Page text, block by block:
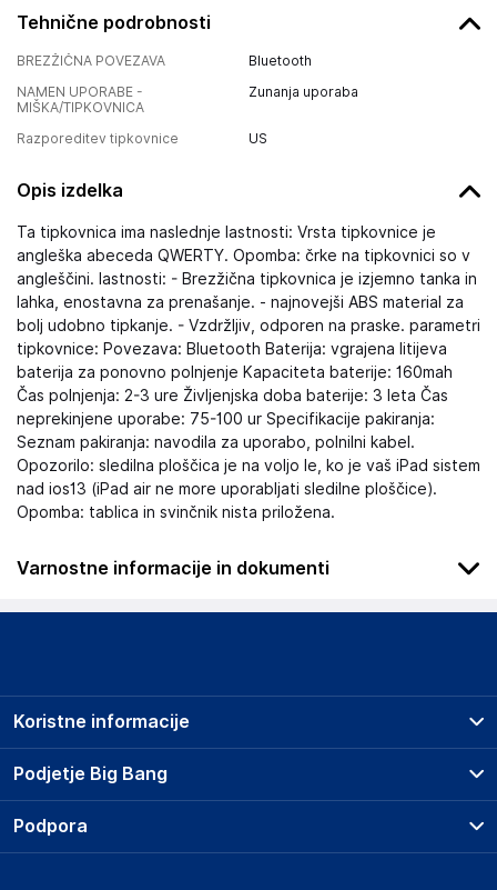
Tehnične podrobnosti
BREZŽIČNA POVEZAVA
Bluetooth
NAMEN UPORABE -
MIŠKA/TIPKOVNICA
Zunanja uporaba
Razporeditev tipkovnice US
Opis izdelka
Ta tipkovnica ima naslednje lastnosti: Vrsta tipkovnice je
angleška abeceda QWERTY. Opomba: črke na tipkovnici so v
angleščini. lastnosti: - Brezžična tipkovnica je izjemno tanka in
lahka, enostavna za prenašanje. - najnovejši ABS material za
bolj udobno tipkanje. - Vzdržljiv, odporen na praske. parametri
tipkovnice: Povezava: Bluetooth Baterija: vgrajena litijeva
baterija za ponovno polnjenje Kapaciteta baterije: 160mah
Čas polnjenja: 2-3 ure Življenjska doba baterije: 3 leta Čas
neprekinjene uporabe: 75-100 ur Specifikacije pakiranja:
Seznam pakiranja: navodila za uporabo, polnilni kabel.
Opozorilo: sledilna ploščica je na voljo le, ko je vaš iPad sistem
nad ios13 (iPad air ne more uporabljati sledilne ploščice).
Opomba: tablica in svinčnik nista priložena.
Varnostne informacije in dokumenti
.
izdelka in lahko vključujejo ključne varnostne informacije,
povezane z določenim izdelkom.
Podjetje Big Bang
O podjetju
Koristne informacije
Prodajna mesta
Storitve
Dostava, vnos in odvoz
Podpora